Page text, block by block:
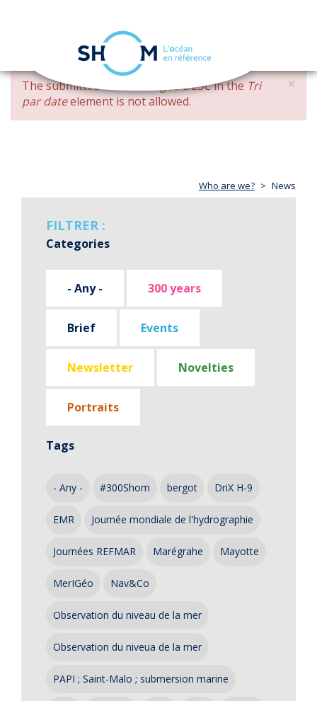
Skip
main
content
navigation
×
ERROR
MESSAGE
The submitted value changed DESCin the Tri
par dateelement is not allowed.
Who are we? News
FILTRER :
Categories
- Any - 300 years
Brief Events
Newsletter Novelties
Portraits
Tags
- Any - #300Shom bergot DriX H-9
EMR Journée mondiale de l'hydrographie
Journées REFMAR Marégrahe Mayotte
MerIGéo Nav&Co
Observation du niveau de la mer
Observation du niveua de la mer
PAPI ; Saint-Malo ; submersion marine